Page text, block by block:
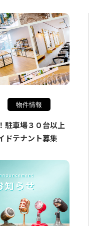
物件情報
駐車場３０台以上
ドテナント募集